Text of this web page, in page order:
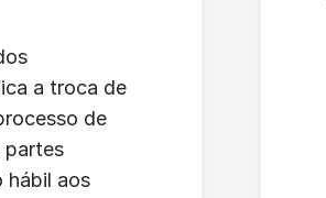
a troca de
de
partes
hábil aos